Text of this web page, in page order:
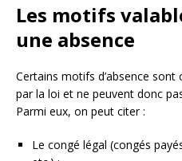
Les motifs
une absence
Certains motifs d’absence
par la loi et ne peuvent donc
Parmi eux, on peut citer :
Le congé légal (congés